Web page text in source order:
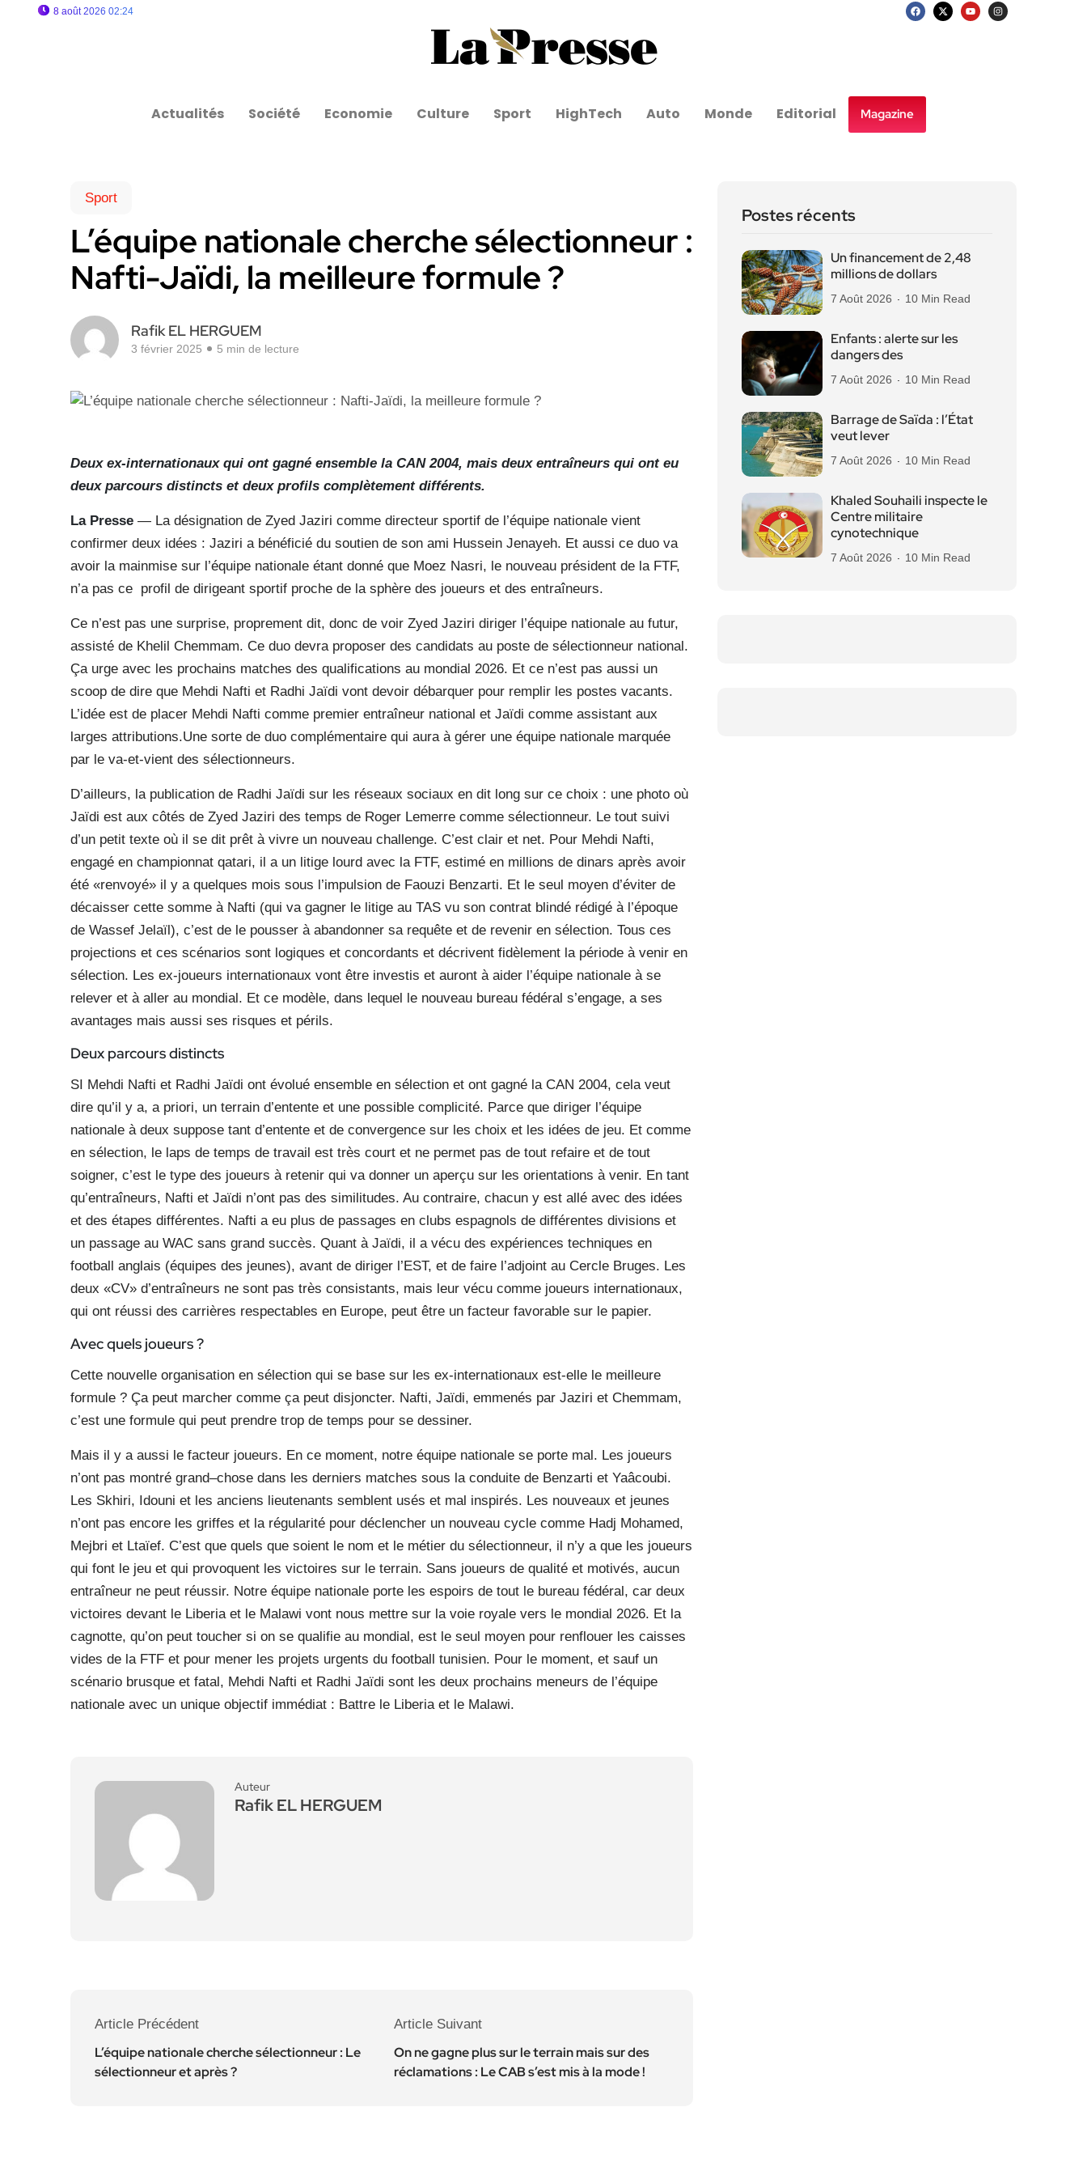
8 août 2026 02:24
Actualités Société Economie Culture Sport HighTech Auto Monde Editorial Magazine
Sport
L’équipe nationale cherche sélectionneur :
Nafti-Jaïdi, la meilleure formule ?
Rafik EL HERGUEM
3 février 2025 5 min de lecture
Deux ex-internationaux qui ont gagné ensemble la CAN 2004, mais deux entraîneurs qui ont eu
deux parcours distincts et deux profils complètement différents.
La Presse — La désignation de Zyed Jaziri comme directeur sportif de l’équipe nationale vient
confirmer deux idées : Jaziri a bénéficié du soutien de son ami Hussein Jenayeh. Et aussi ce duo va
avoir la mainmise sur l’équipe nationale étant donné que Moez Nasri, le nouveau président de la FTF,
n’a pas ce profil de dirigeant sportif proche de la sphère des joueurs et des entraîneurs.
Ce n’est pas une surprise, proprement dit, donc de voir Zyed Jaziri diriger l’équipe nationale au futur,
assisté de Khelil Chemmam. Ce duo devra proposer des candidats au poste de sélectionneur national.
Ça urge avec les prochains matches des qualifications au mondial 2026. Et ce n’est pas aussi un
scoop de dire que Mehdi Nafti et Radhi Jaïdi vont devoir débarquer pour remplir les postes vacants.
L’idée est de placer Mehdi Nafti comme premier entraîneur national et Jaïdi comme assistant aux
larges attributions.Une sorte de duo complémentaire qui aura à gérer une équipe nationale marquée
par le va-et-vient des sélectionneurs.
D’ailleurs, la publication de Radhi Jaïdi sur les réseaux sociaux en dit long sur ce choix : une photo où
Jaïdi est aux côtés de Zyed Jaziri des temps de Roger Lemerre comme sélectionneur. Le tout suivi
d’un petit texte où il se dit prêt à vivre un nouveau challenge. C’est clair et net. Pour Mehdi Nafti,
engagé en championnat qatari, il a un litige lourd avec la FTF, estimé en millions de dinars après avoir
été «renvoyé» il y a quelques mois sous l’impulsion de Faouzi Benzarti. Et le seul moyen d’éviter de
décaisser cette somme à Nafti (qui va gagner le litige au TAS vu son contrat blindé rédigé à l’époque
de Wassef Jelaïl), c’est de le pousser à abandonner sa requête et de revenir en sélection. Tous ces
projections et ces scénarios sont logiques et concordants et décrivent fidèlement la période à venir en
sélection. Les ex-joueurs internationaux vont être investis et auront à aider l’équipe nationale à se
relever et à aller au mondial. Et ce modèle, dans lequel le nouveau bureau fédéral s’engage, a ses
avantages mais aussi ses risques et périls.
Deux parcours distincts
SI Mehdi Nafti et Radhi Jaïdi ont évolué ensemble en sélection et ont gagné la CAN 2004, cela veut
dire qu’il y a, a priori, un terrain d’entente et une possible complicité. Parce que diriger l’équipe
nationale à deux suppose tant d’entente et de convergence sur les choix et les idées de jeu. Et comme
en sélection, le laps de temps de travail est très court et ne permet pas de tout refaire et de tout
soigner, c’est le type des joueurs à retenir qui va donner un aperçu sur les orientations à venir. En tant
qu’entraîneurs, Nafti et Jaïdi n’ont pas des similitudes. Au contraire, chacun y est allé avec des idées
et des étapes différentes. Nafti a eu plus de passages en clubs espagnols de différentes divisions et
un passage au WAC sans grand succès. Quant à Jaïdi, il a vécu des expériences techniques en
football anglais (équipes des jeunes), avant de diriger l’EST, et de faire l’adjoint au Cercle Bruges. Les
deux «CV» d’entraîneurs ne sont pas très consistants, mais leur vécu comme joueurs internationaux,
qui ont réussi des carrières respectables en Europe, peut être un facteur favorable sur le papier.
Avec quels joueurs ?
Cette nouvelle organisation en sélection qui se base sur les ex-internationaux est-elle le meilleure
formule ? Ça peut marcher comme ça peut disjoncter. Nafti, Jaïdi, emmenés par Jaziri et Chemmam,
c’est une formule qui peut prendre trop de temps pour se dessiner.
Mais il y a aussi le facteur joueurs. En ce moment, notre équipe nationale se porte mal. Les joueurs
n’ont pas montré grand–chose dans les derniers matches sous la conduite de Benzarti et Yaâcoubi.
Les Skhiri, Idouni et les anciens lieutenants semblent usés et mal inspirés. Les nouveaux et jeunes
n’ont pas encore les griffes et la régularité pour déclencher un nouveau cycle comme Hadj Mohamed,
Mejbri et Ltaïef. C’est que quels que soient le nom et le métier du sélectionneur, il n’y a que les joueurs
qui font le jeu et qui provoquent les victoires sur le terrain. Sans joueurs de qualité et motivés, aucun
entraîneur ne peut réussir. Notre équipe nationale porte les espoirs de tout le bureau fédéral, car deux
victoires devant le Liberia et le Malawi vont nous mettre sur la voie royale vers le mondial 2026. Et la
cagnotte, qu’on peut toucher si on se qualifie au mondial, est le seul moyen pour renflouer les caisses
vides de la FTF et pour mener les projets urgents du football tunisien. Pour le moment, et sauf un
scénario brusque et fatal, Mehdi Nafti et Radhi Jaïdi sont les deux prochains meneurs de l’équipe
nationale avec un unique objectif immédiat : Battre le Liberia et le Malawi.
Auteur
Rafik EL HERGUEM
Article Précédent
L’équipe nationale cherche sélectionneur : Le
sélectionneur et après ?
Article Suivant
On ne gagne plus sur le terrain mais sur des
réclamations : Le CAB s’est mis à la mode !
Postes récents
Un financement de 2,48
millions de dollars
7 Août 2026 10 Min Read
Enfants : alerte sur les
dangers des
7 Août 2026 10 Min Read
Barrage de Saïda : l’État
veut lever
7 Août 2026 10 Min Read
Khaled Souhaili inspecte le
Centre militaire
cynotechnique
7 Août 2026 10 Min Read